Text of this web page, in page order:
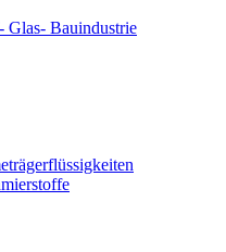
Glas- Bauindustrie